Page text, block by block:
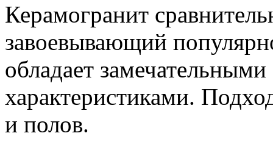
Керамогранит
завоевывающий
обладает
характеристиками.
и полов.